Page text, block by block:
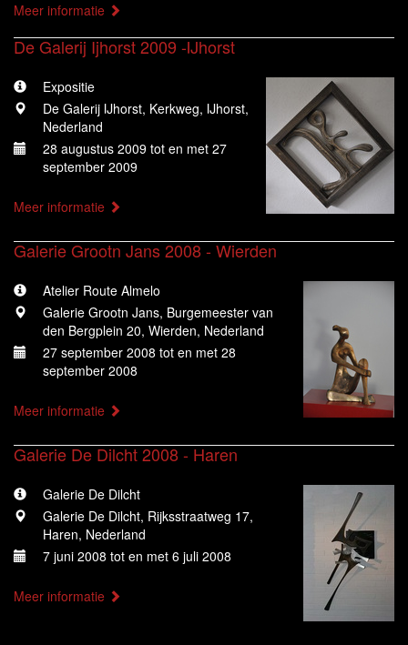
Meer informatie
De Galerij Ijhorst 2009 -IJhorst
Expositie
De Galerij IJhorst, Kerkweg, IJhorst,
Nederland
28 augustus 2009 tot en met 27
september 2009
Meer informatie
Galerie Grootn Jans 2008 - Wierden
Atelier Route Almelo
Galerie Grootn Jans, Burgemeester van
den Bergplein 20, Wierden, Nederland
27 september 2008 tot en met 28
september 2008
Meer informatie
Galerie De Dilcht 2008 - Haren
Galerie De Dilcht
Galerie De Dilcht, Rijksstraatweg 17,
Haren, Nederland
7 juni 2008 tot en met 6 juli 2008
Meer informatie